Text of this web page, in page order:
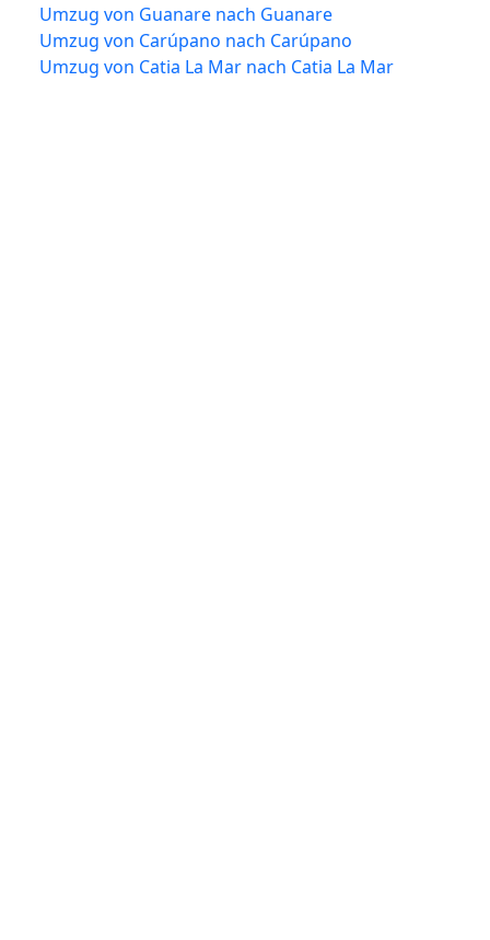
Umzug von Guanare nach Guanare
Umzug von Carúpano nach Carúpano
Umzug von Catia La Mar nach Catia La Mar